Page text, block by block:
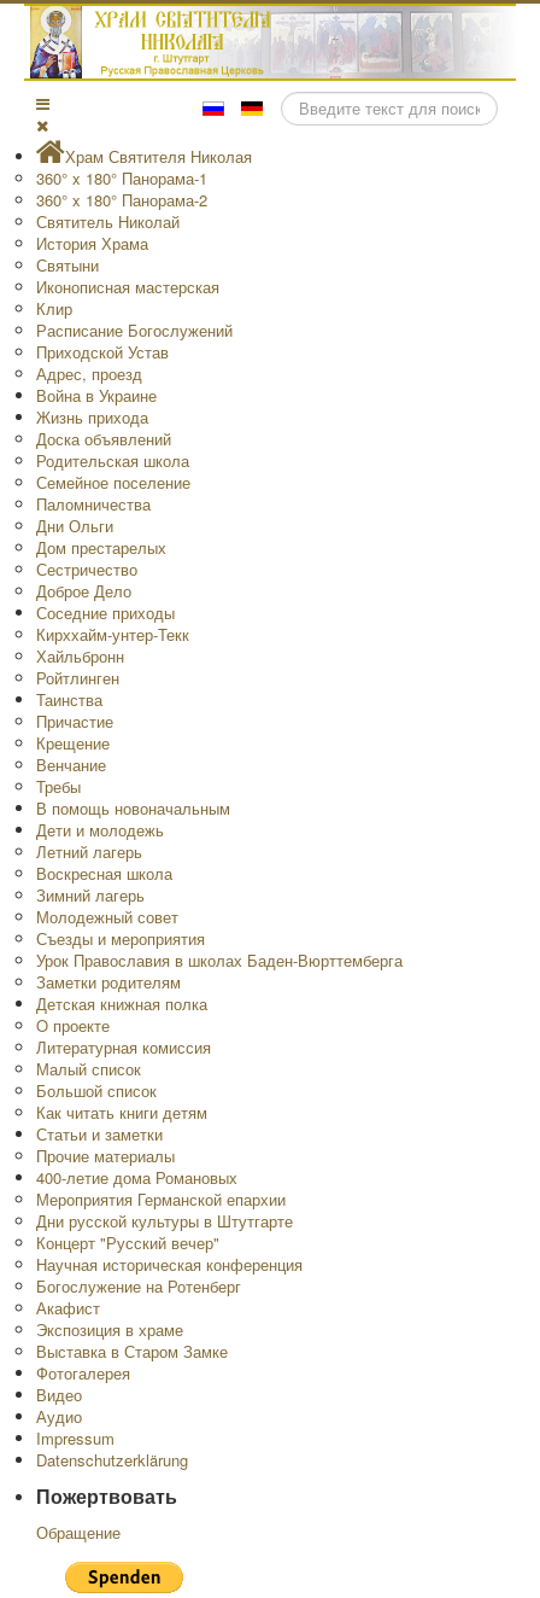
Поиск
Храм Святителя Николая
360° x 180° Панорама-1
360° x 180° Панорама-2
Святитель Николай
История Храма
Святыни
Иконописная мастерская
Клир
Расписание Богослужений
Приходской Устав
Адрес, проезд
Война в Украине
Жизнь прихода
Доска объявлений
Родительская школа
Семейное поселение
Паломничества
Дни Ольги
Дом престарелых
Сестричество
Доброе Дело
Соседние приходы
Кирххайм-унтер-Текк
Хайльбронн
Ройтлинген
Таинства
Причастие
Крещение
Венчание
Требы
В помощь новоначальным
Дети и молодежь
Летний лагерь
Воскресная школа
Зимний лагерь
Молодежный совет
Съезды и мероприятия
Урок Православия в школах Баден-Вюрттемберга
Заметки родителям
Детская книжная полка
O проекте
Литературная комиссия
Малый список
Большой список
Как читать книги детям
Статьи и заметки
Прочие материалы
400-летие дома Романовых
Мероприятия Германской епархии
Дни русской культуры в Штутгарте
Концерт "Русский вечер"
Научная историческая конференция
Богослужение на Ротенберг
Акафист
Экспозиция в храме
Выставка в Старом Замке
Фотогалерея
Видео
Аудио
Impressum
Datenschutzerklärung
Пожертвовать
Обращение